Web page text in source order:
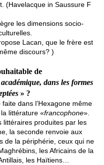
(Havelacque in Saussure F
les dimensions socio-
Lacan, que le frère est
discours? )
de
dans les formes
» ?
dans l’Hexagone même
littérature «francophone».
produites par les
la seconde renvoie aux
de la périphérie, ceux qui ne
les Africains de la
les Haïtiens…